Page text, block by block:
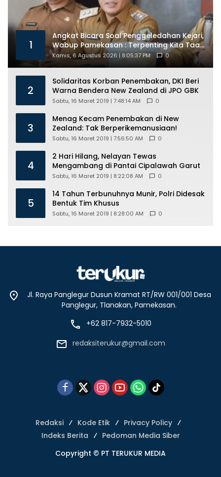
1
Angkat Bicara Soal Penggeledahan Kejari,
Wabup Pamekasan : Terpenting Kita Taat
Hukum
Kamis, 6 Agustus 2026 | 8:05:37 PM 0
2
Solidaritas Korban Penembakan, DKI Beri
Warna Bendera New Zealand di JPO GBK
Sabtu, 16 Maret 2019 | 7:48:14 AM 0
3
Menag Kecam Penembakan di New
Zealand: Tak Berperikemanusiaan!
Sabtu, 16 Maret 2019 | 7:56:50 AM 0
4
2 Hari Hilang, Nelayan Tewas
Mengambang di Pantai Cipalawah Garut
Sabtu, 16 Maret 2019 | 8:22:08 AM 0
5
14 Tahun Terbunuhnya Munir, Polri Didesak
Bentuk Tim Khusus
Sabtu, 16 Maret 2019 | 8:28:00 AM 0
Jl. Raya Panglegur Dusun Kramat RT/RW 001/001 Desa
Panglegur, Tlanakan, Pamekasan.
+62 817-7932-5010
redaksiterukur@gmail.com
Redaksi Kode Etik
Privacy Policy
Indeks Berita
Pedoman Media Siber
Copyright © PT TERUKUR MEDIA